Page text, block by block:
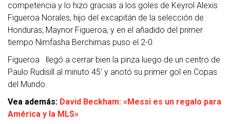
competencia y lo hizo gracias a los goles de Keyrol Alexis
Figueroa Norales, hijo del excapitán de la selección de
Honduras, Maynor Figueroa, y en el añadido del primer
tiempo Nimfasha Berchimas puso el 2-0.
Figueroa llegó a cerrar bien la pinza luego de un centro de
Paulo Rudisill al minuto 45’ y anotó su primer gol en Copas
del Mundo.
Vea además: David Beckham: «Messi es un regalo para
América y la MLS»